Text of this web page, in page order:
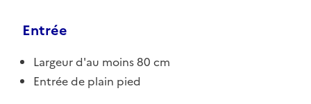
Entrée
Largeur d'au moins 80 cm
Entrée de plain pied